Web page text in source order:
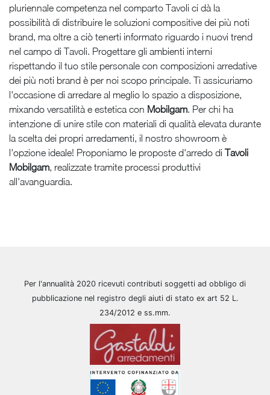
pluriennale competenza nel comparto Tavoli ci dà la
possibilità di distribuire le soluzioni compositive dei più noti
brand, ma oltre a ciò tenerti informato riguardo i nuovi trend
nel campo di Tavoli. Progettare gli ambienti interni
rispettando il tuo stile personale con composizioni arredative
dei più noti brand è per noi scopo principale. Ti assicuriamo
l'occasione di arredare al meglio lo spazio a disposizione,
mixando versatilità e estetica con Mobilgam. Per chi ha
intenzione di unire stile con materiali di qualità elevata durante
la scelta dei propri arredamenti, il nostro showroom è
l'opzione ideale! Proponiamo le proposte d'arredo di Tavoli
Mobilgam, realizzate tramite processi produttivi
all'avanguardia.
Per l'annualità 2020 ricevuti contributi soggetti ad obbligo di
pubblicazione nel registro degli aiuti di stato ex art 52 L.
234/2012 e ss.mm.